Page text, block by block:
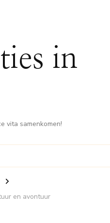
in
vita samenkomen!
en avontuur